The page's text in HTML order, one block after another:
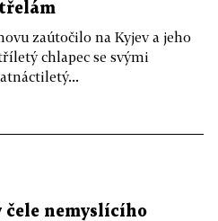
zaútočilo na Kyjev a jeho
chlapec se svými
čele nemyslícího